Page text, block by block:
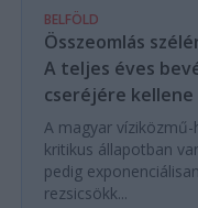
BELFÖLD
Összeomlás
A teljes éves
cseréjére
A magyar
kritikus állapotban
pedig
rezsicsökk...